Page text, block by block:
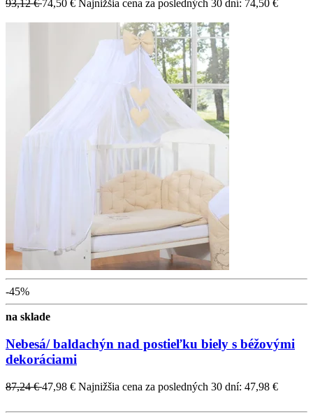
93,12 €74,50 € Najnižšia cena za posledných 30 dní: 74,50 €
-45%
na sklade
Nebesá/ baldachýn nad postieľku biely s béžovými
dekoráciami
87,24 €47,98 € Najnižšia cena za posledných 30 dní: 47,98 €